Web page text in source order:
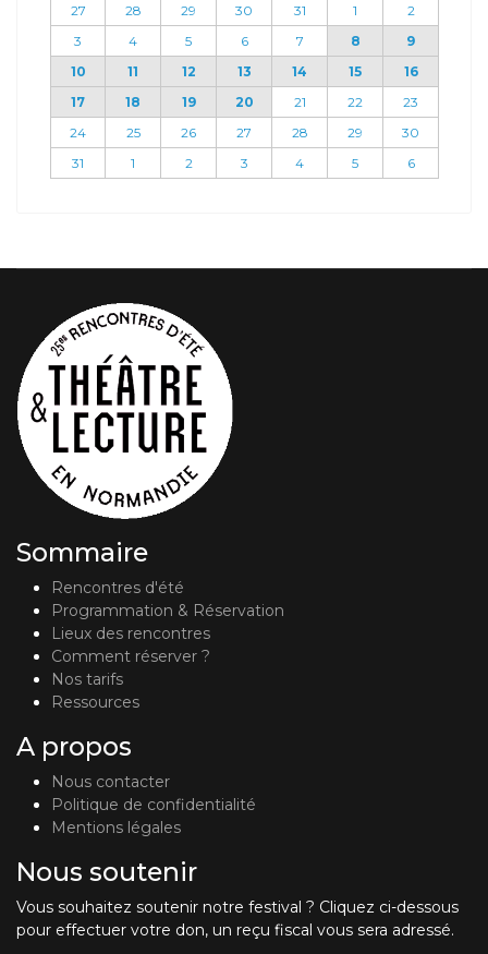
27
28 29 30 31 1
2
3
4 5 6 7 8
9
10
11 12 13 14 15
16
17
18 19 20 21 22
23
24
25 26 27 28 29
30
31
1 2 3 4 5 6
Sommaire
Rencontres d'été
Programmation & Réservation
Lieux des rencontres
Comment réserver ?
Nos tarifs
Ressources
A propos
Nous contacter
Politique de confidentialité
Mentions légales
Nous soutenir
Vous souhaitez soutenir notre festival ? Cliquez ci-dessous
pour effectuer votre don, un reçu fiscal vous sera adressé.